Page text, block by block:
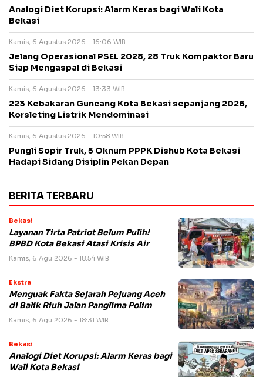
Analogi Diet Korupsi: Alarm Keras bagi Wali Kota
Bekasi
Kamis, 6 Agustus 2026 - 16:06 WIB
Jelang Operasional PSEL 2028, 28 Truk Kompaktor Baru
Siap Mengaspal di Bekasi
Kamis, 6 Agustus 2026 - 13:33 WIB
223 Kebakaran Guncang Kota Bekasi sepanjang 2026,
Korsleting Listrik Mendominasi
Kamis, 6 Agustus 2026 - 10:58 WIB
Pungli Sopir Truk, 5 Oknum PPPK Dishub Kota Bekasi
Hadapi Sidang Disiplin Pekan Depan
BERITA TERBARU
Bekasi
Layanan Tirta Patriot Belum Pulih!
BPBD Kota Bekasi Atasi Krisis Air
Kamis, 6 Agu 2026 - 18:54 WIB
Ekstra
Menguak Fakta Sejarah Pejuang Aceh
di Balik Riuh Jalan Panglima Polim
Kamis, 6 Agu 2026 - 18:31 WIB
Bekasi
Analogi Diet Korupsi: Alarm Keras bagi
Wali Kota Bekasi